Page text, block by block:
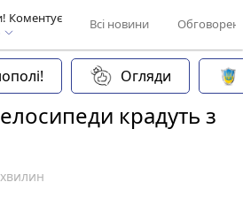
Коментує
Всі новини
Огляди
крадуть з